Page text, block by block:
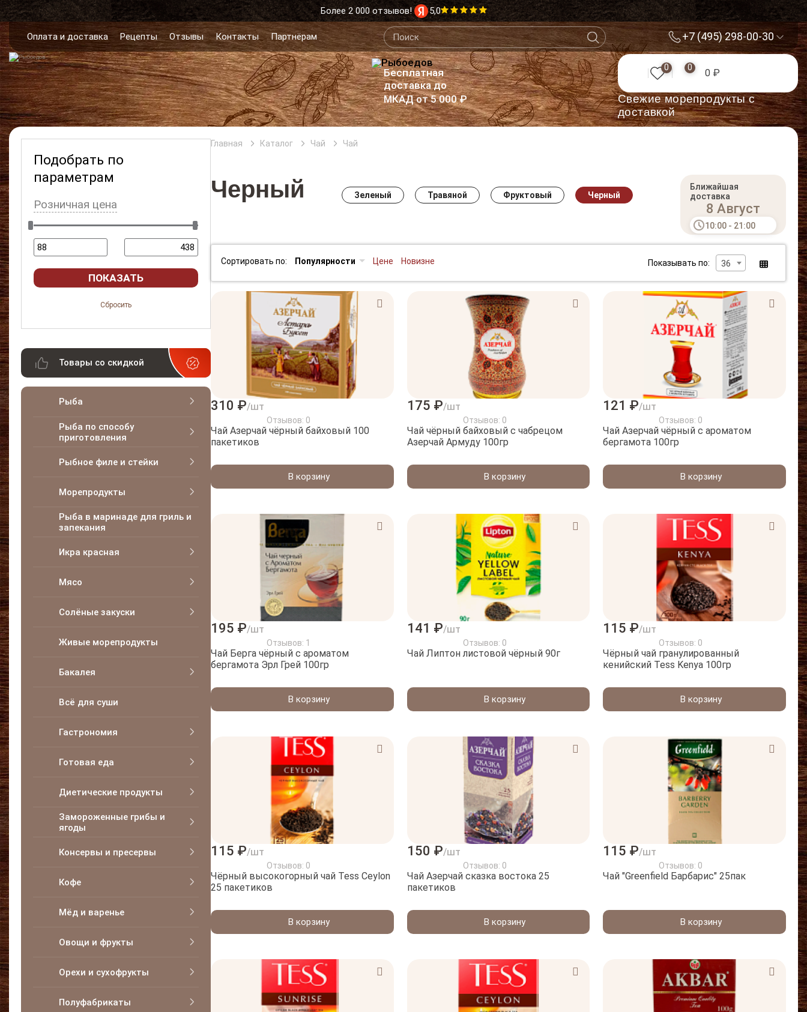
Более 2 000 отзывов! 5,0
Оплата и доставка Рецепты Отзывы Контакты Партнёрам +7 (495) 298-00-30
Бесплатная
доставка до
МКАД от 5 000 ₽
0 0 0 ₽
Cвежие морепродукты с
доставкой
Подобрать по
параметрам
Розничная цена
Товары со скидкой
Рыба
Рыба по способу
приготовления
Рыбное филе и стейки
Морепродукты
Рыба в маринаде для гриль и
запекания
Икра красная
Мясо
Солёные закуски
Живые морепродукты
Бакалея
Всё для суши
Гастрономия
Готовая еда
Диетические продукты
Замороженные грибы и
ягоды
Консервы и пресервы
Кофе
Мёд и варенье
Овощи и фрукты
Орехи и сухофрукты
Полуфабрикаты
Главная Каталог Чай Чай
Черный Зеленый Травяной Фруктовый Черный
Ближайшая
доставка
8 Август
10:00 - 21:00
Сортировать по: Популярности Цене Новизне Показывать по: 36
310 ₽/шт
Отзывов: 0
Чай Азерчай чёрный байховый 100
пакетиков
В корзину
175 ₽/шт
Отзывов: 0
Чай чёрный байховый с чабрецом
Азерчай Армуду 100гр
В корзину
121 ₽/шт
Отзывов: 0
Чай Азерчай чёрный с ароматом
бергамота 100гр
В корзину
195 ₽/шт
Отзывов: 1
Чай Берга чёрный с ароматом
бергамота Эрл Грей 100гр
В корзину
141 ₽/шт
Отзывов: 0
Чай Липтон листовой чёрный 90г
В корзину
115 ₽/шт
Отзывов: 0
Чёрный чай гранулированный
кенийский Tess Kenya 100гр
В корзину
115 ₽/шт
Отзывов: 0
Чёрный высокогорный чай Tess Ceylon
25 пакетиков
В корзину
150 ₽/шт
Отзывов: 0
Чай Азерчай сказка востока 25
пакетиков
В корзину
115 ₽/шт
Отзывов: 0
Чай "Greenfield Барбарис" 25пак
В корзину